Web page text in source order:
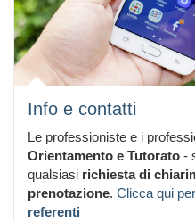
Info e contatti
Le professioniste e i
Orientamento e Tutorato -
qualsiasi richiesta di
prenotazione. Clicca qui
referenti